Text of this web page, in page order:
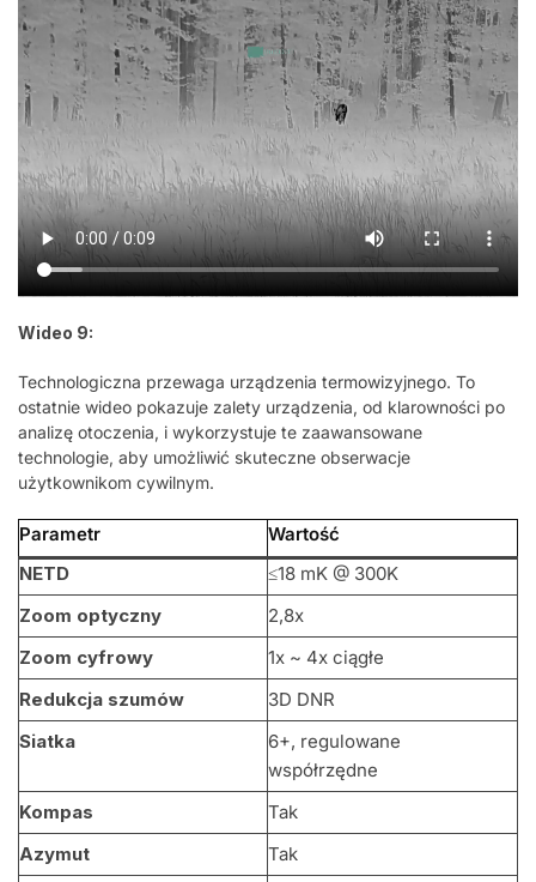
Wideo 9:
Technologiczna przewaga urządzenia termowizyjnego. To
ostatnie wideo pokazuje zalety urządzenia, od klarowności po
analizę otoczenia, i wykorzystuje te zaawansowane
technologie, aby umożliwić skuteczne obserwacje
użytkownikom cywilnym.
Parametr
Wartość
NETD
≤18 mK @ 300K
Zoom optyczny
2,8x
Zoom cyfrowy
1x ~ 4x ciągłe
Redukcja szumów
3D DNR
Siatka
6+, regulowane
współrzędne
Kompas
Tak
Azymut
Tak